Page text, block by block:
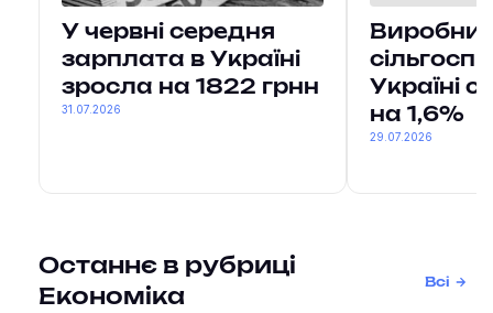
У червні середня
зарплата в Україні
зросла на 1822 грнн
31.07.2026
Україні
на 1,6%
29.07.2026
Останнє в рубриці
Економіка
Всі